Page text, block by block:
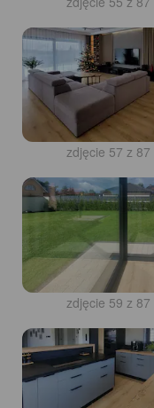
zdjęcie 57 z 87
zdjęcie 59 z 87